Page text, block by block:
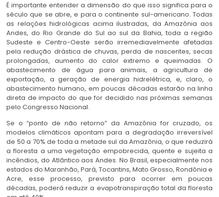
É importante entender a dimensão do que isso significa para o
século que se abre, e para o continente sul-americano. Todas
as relações hidrológicas acima ilustradas, da Amazônia aos
Andes, do Rio Grande do Sul ao sul da Bahia, toda a região
Sudeste e Centro-Oeste serão irremediavelmente afetadas
pela redução drástica de chuvas, perda de nascentes, secas
prolongadas, aumento do calor extremo e queimadas. O
abastecimento de água para animais, a agricultura de
exportação, a geração de energia hidrelétrica, e, claro, o
abastecimento humano, em poucas décadas estarão na linha
direta de impacto do que for decidido nas próximas semanas
pelo Congresso Nacional.
Se o “ponto de não retorno” da Amazônia for cruzado, os
modelos climáticos apontam para a degradação irreversível
de 50 a 70% de toda a metade sul da Amazônia, o que reduzirá
a floresta a uma vegetação empobrecida, quente e sujeita a
incêndios, do Atlântico aos Andes. No Brasil, especialmente nos
estados do Maranhão, Pará, Tocantins, Mato Grosso, Rondônia e
Acre, esse processo, previsto para ocorrer em poucas
décadas, poderá reduzir a evapotranspiração total da floresta